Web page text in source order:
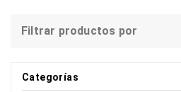
Filtrar productos por
Categorías